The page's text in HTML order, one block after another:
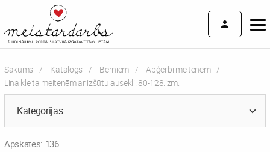
Sākums Katalogs Bērniem
Apģērbi meitenēm
Current:
Lina kleita meitenēm ar izšūtu ausekli. 80-128.izm.
Kategorijas
Apskates: 136